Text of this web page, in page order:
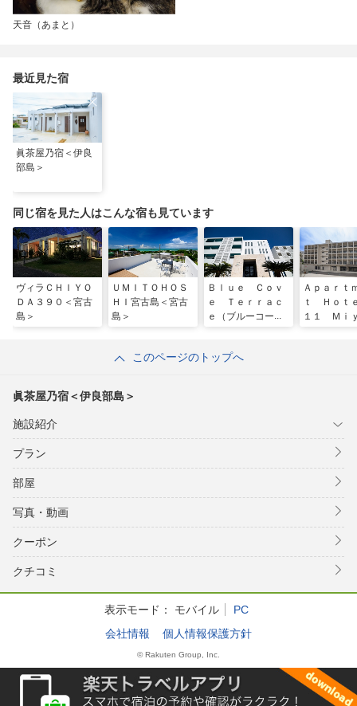
天音（あまと）
最近見た宿
眞茶屋乃宿＜伊良
部島＞
同じ宿を見た人はこんな宿も見ています
ヴィラＣＨＩＹＯ
ＤＡ３９０＜宮古
島＞
ＵＭＩＴＯＨＯＳ
ＨＩ宮古島＜宮古
島＞
Ｂｌｕｅ Ｃｏｖ
ｅ Ｔｅｒｒａｃ
ｅ（ブルーコーブ
Ａｐａｒｔ
ｔ Ｈｏ
１１ Ｍｉ
このページのトップへ
眞茶屋乃宿＜伊良部島＞
施設紹介
プラン
部屋
写真・動画
クーポン
クチコミ
表示モード： モバイル
PC
会社情報
個人情報保護方針
© Rakuten Group, Inc.